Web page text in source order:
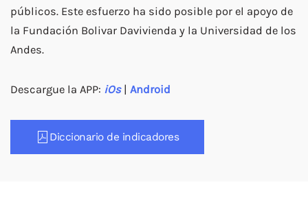
públicos. Este esfuerzo ha sido posible por el apoyo de
la Fundación Bolivar Davivienda y la Universidad de los
Andes.
Descargue la APP: iOs| Android
Diccionario de indicadores